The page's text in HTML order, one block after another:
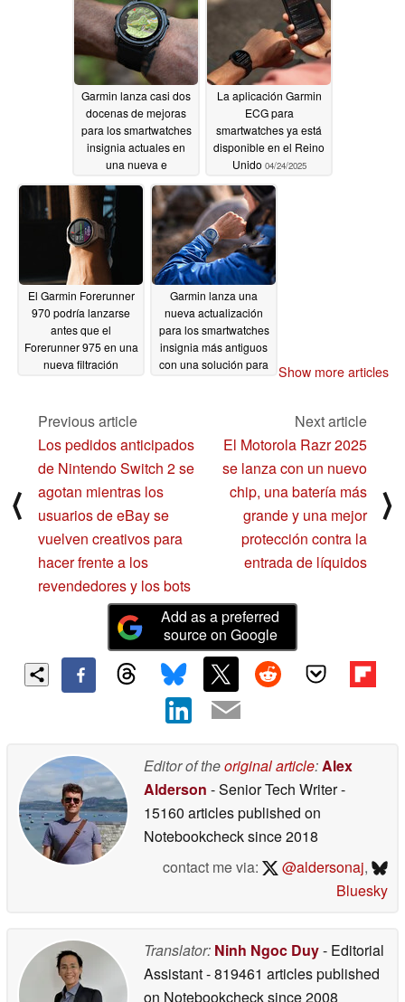
Garmin lanza casi dos
docenas de mejoras
para los smartwatches
insignia actuales en
una nueva e
importante
actualización
04/25/2025
La aplicación Garmin
ECG para
smartwatches ya está
disponible en el Reino
Unido 04/24/2025
El Garmin Forerunner
970 podría lanzarse
antes que el
Forerunner 975 en una
nueva filtración
Garmin lanza una
nueva actualización
para los smartwatches
insignia más antiguos
con una solución para
Show more articles
⟨
Previous article
Los pedidos anticipados
de Nintendo Switch 2 se
agotan mientras los
usuarios de eBay se
vuelven creativos para
hacer frente a los
revendedores y los bots
Next article
El Motorola Razr 2025
se lanza con un nuevo
chip, una batería más
grande y una mejor
protección contra la
entrada de líquidos
⟩
Add as a preferred
source on Google
Editor of theoriginal article: Alex
Alderson - Senior Tech Writer-
15160 articles published on
Notebookchecksince 2018
contact me via:
@aldersonaj,
Bluesky
Translator: Ninh Ngoc Duy- Editorial
Assistant- 819461 articles published
on Notebookchecksince 2008